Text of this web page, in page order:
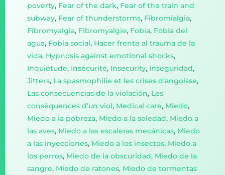
poverty, Fear of the dark, Fear of the train and
subway, Fear of thunderstorms, Fibromialgia,
Fibromyalgia, Fibromyalgie, Fobia, Fobia del
agua, Fobia social, Hacer frente al trauma de la
vida, Hypnosis against emotional shocks,
Inquiétude, Insécurité, Insecurity, Inseguridad,
Jitters, La spasmophilie et les crises d'angoisse,
Las consecuencias de la violación, Les
conséquences d’un viol, Medical care, Miedo,
Miedo a la pobreza, Miedo a la soledad, Miedo a
las aves, Miedo a las escaleras mecánicas, Miedo
a las inyecciones, Miedo a los insectos, Miedo a
los perros, Miedo de la obscuridad, Miedo de la
sangre, Miedo de ratones, Miedo de tormentas